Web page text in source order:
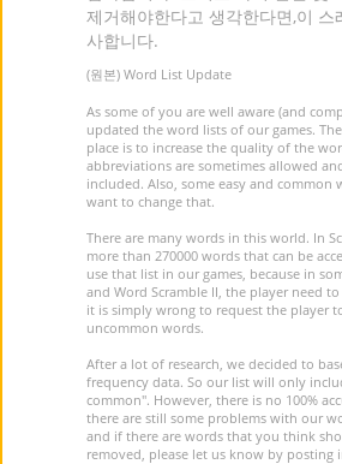
제거해야한다고 생각한다면,이
사합니다.
(원본) Word List Update
As some of you are well aware (and
updated the word lists of our games.
place is to increase the quality of the
abbreviations are sometimes allowed
included. Also, some easy and common
want to change that.
There are many words in this world. In
more than 270000 words that can be
use that list in our games, because in
and Word Scramble II, the player need
it is simply wrong to request the player
uncommon words.
After a lot of research, we decided to
frequency data. So our list will only
common". However, there is no 100%
there are still some problems with our
and if there are words that you think
removed, please let us know by posting